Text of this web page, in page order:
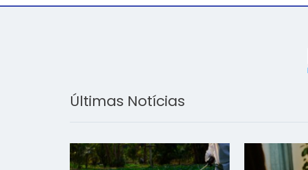
Últimas Notícias